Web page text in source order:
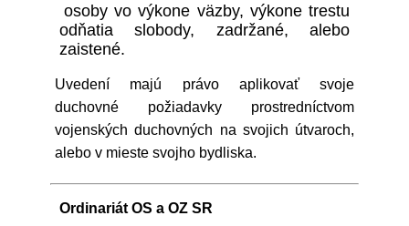
osoby vo výkone väzby, výkone trestu
odňatia slobody, zadržané, alebo
zaistené.
Uvedení majú právo aplikovať svoje
duchovné požiadavky prostredníctvom
vojenských duchovných na svojich útvaroch,
alebo v mieste svojho bydliska.
Ordinariát OS a OZ SR